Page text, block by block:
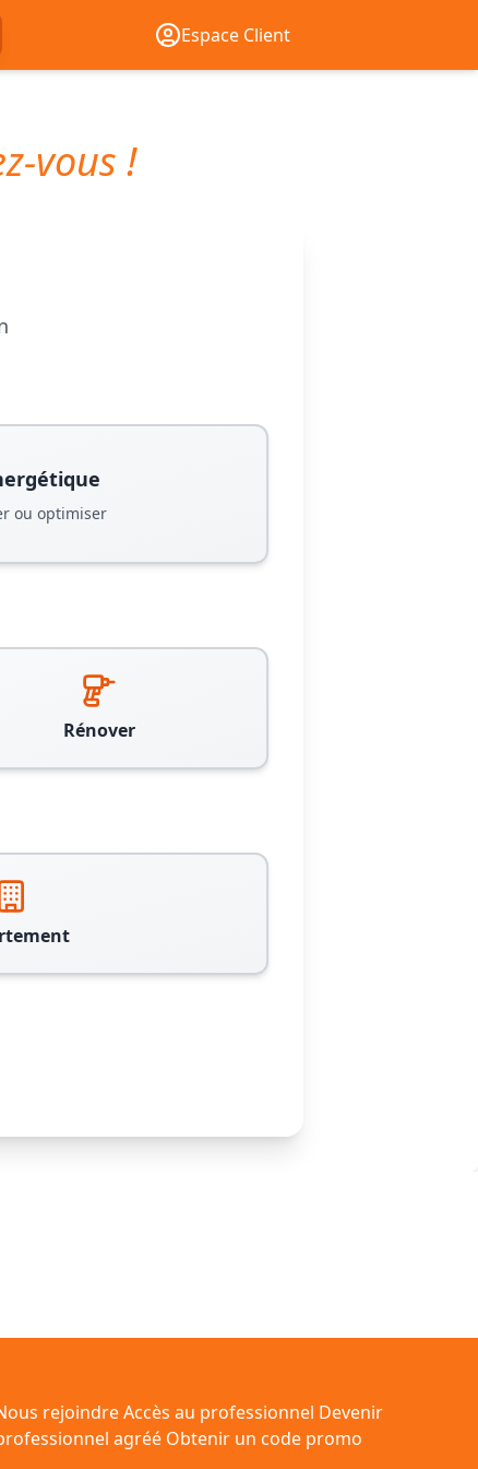
Espace Client
vous !
ou optimiser
Rénover
rejoindreAccès au professionnel Devenir
agréé Obtenir un code promo